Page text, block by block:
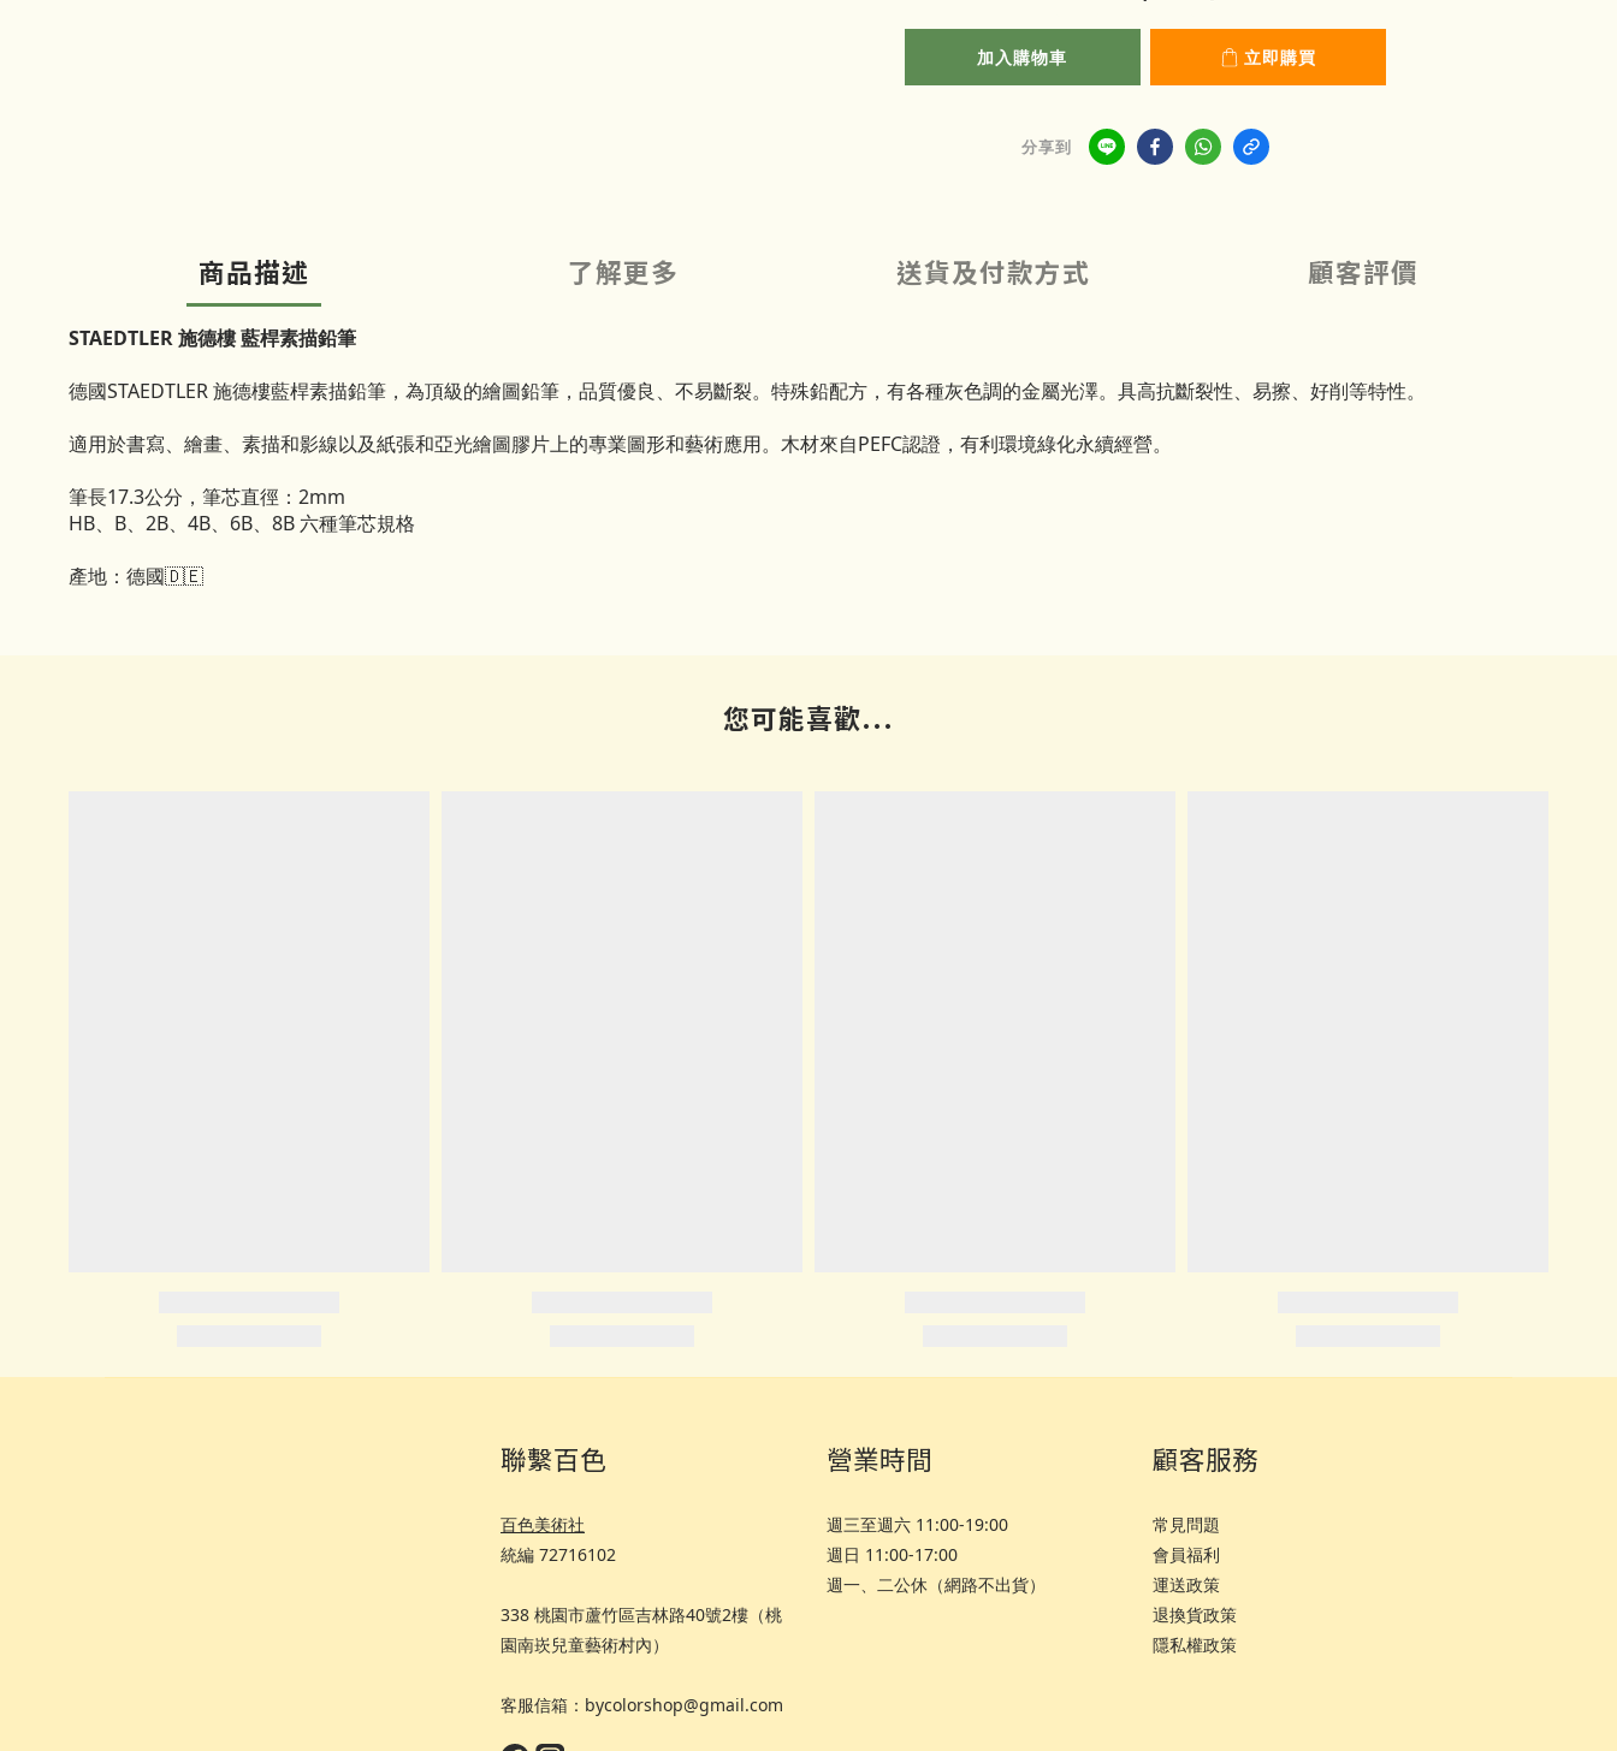
加入購物車 立即購買
分享到
商品描述 了解更多 送貨及付款方式 顧客評價
STAEDTLER 施德樓 藍桿素描鉛筆
德國STAEDTLER 施德樓藍桿素描鉛筆，為頂級的繪圖鉛筆，品質優良、不易斷裂。特殊鉛配方，有各種灰色調的金屬光澤。具高抗斷裂性、易擦、好削等特性。
適用於書寫、繪畫、素描和影線以及紙張和亞光繪圖膠片上的專業圖形和藝術應用。木材來自PEFC認證，有利環境綠化永續經營。
筆長17.3公分，筆芯直徑：2mm
HB、B、2B、4B、6B、8B 六種筆芯規格
產地：德國🇩🇪
您可能喜歡...
聯繫百色
百色美術社
統編 72716102
338 桃園市蘆竹區吉林路40號2樓（桃
園南崁兒童藝術村內）
客服信箱：bycolorshop@gmail.com
營業時間
週三至週六 11:00-19:00
週日 11:00-17:00
週一、二公休（網路不出貨）
顧客服務
常見問題
會員福利
運送政策
退換貨政策
隱私權政策